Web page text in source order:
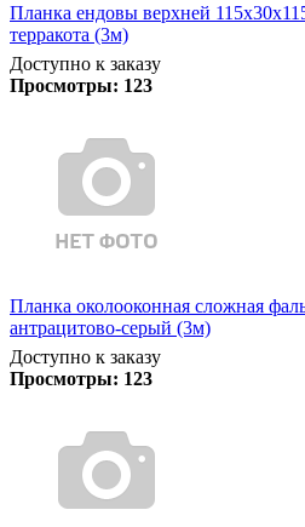
Планка ендовы верхней
терракота (3м)
Доступно к заказу
Просмотры: 123
Планка околооконная сложная
антрацитово-серый (3м)
Доступно к заказу
Просмотры: 123